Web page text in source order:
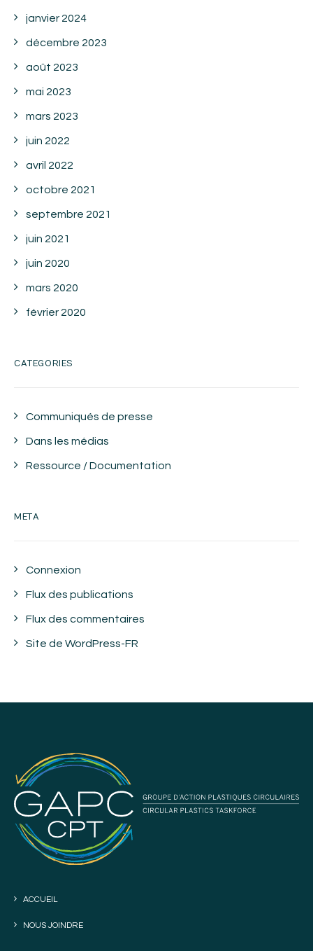
janvier 2024
décembre 2023
août 2023
mai 2023
mars 2023
juin 2022
avril 2022
octobre 2021
septembre 2021
juin 2021
juin 2020
mars 2020
février 2020
CATEGORIES
Communiqués de presse
Dans les médias
Ressource / Documentation
META
Connexion
Flux des publications
Flux des commentaires
Site de WordPress-FR
ACCUEIL
NOUS JOINDRE